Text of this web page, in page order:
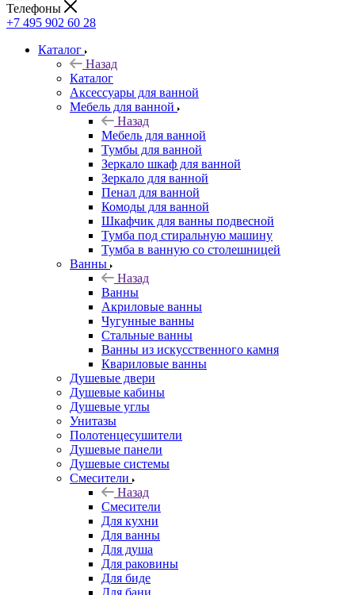
Телефоны
+7 495 902 60 28
Каталог
Назад
Каталог
Аксессуары для ванной
Мебель для ванной
Назад
Мебель для ванной
Тумбы для ванной
Зеркало шкаф для ванной
Зеркало для ванной
Пенал для ванной
Комоды для ванной
Шкафчик для ванны подвесной
Тумба под стиральную машину
Тумба в ванную со столешницей
Ванны
Назад
Ванны
Акриловые ванны
Чугунные ванны
Стальные ванны
Ванны из искусственного камня
Квариловые ванны
Душевые двери
Душевые кабины
Душевые углы
Унитазы
Полотенцесушители
Душевые панели
Душевые системы
Смесители
Назад
Смесители
Для кухни
Для ванны
Для душа
Для раковины
Для биде
Для бани